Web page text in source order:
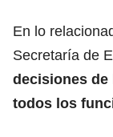
En lo
Secretaría de
decisiones de
todos los